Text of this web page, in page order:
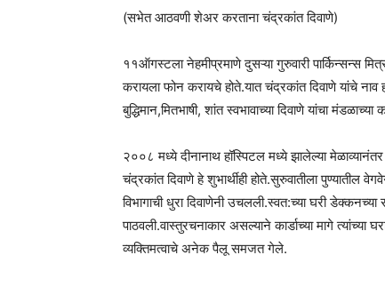
(सभेत आठवणी शेअर करताना चंद्रकांत दिवाणे)
११ऑगस्टला नेहमीप्रमाणे दुसऱ्या गुरुवारी पार्किन्सन्स
करायला फोन करायचे होते.यात चंद्रकांत दिवाणे यांचे नाव
बुद्धिमान,मितभाषी, शांत स्वभावाच्या दिवाणे यांचा
२००८ मध्ये दीनानाथ हॉस्पिटल मध्ये झालेल्या
चंद्रकांत दिवाणे हे शुभार्थीही होते.सुरुवातीला पुण्यातील
विभागाची धुरा दिवाणेनी उचलली.स्वत:च्या घरी
पाठवली.वास्तुरचनाकार असल्याने कार्डाच्या मागे
व्यक्तिमत्वाचे अनेक पैलू समजत गेले.